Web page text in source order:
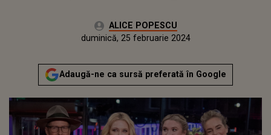
Autor:ALICE POPESCU
sâmbătă, 25 februarie 2023
Actualizat:
duminică, 25 februarie 2024
Adaugă-ne ca sursă preferată în Google